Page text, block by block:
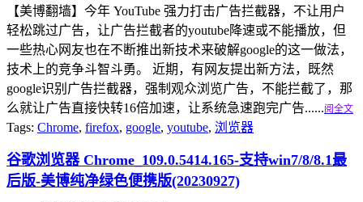
【美博翻墙】今年 YouTube 强力打击广告拦截器，不让用户
轻松跳过广告，让广告拦截者的youtube降速或不能播放，但
一些热心网友也在不断推出新技术来破解google的这一做法，
技术上的竞争斗智斗勇。 近期，有网友提出新方法，既然
google识别广告拦截器，强制观众浏览广告，不能拦截了，那
么就让广告直接快转16倍加速，让系统急速跑完广告......阅全文
Tags: Chrome, firefox, google, youtube, 浏览器
谷歌浏览器 Chrome_109.0.5414.165-支持win7/8/8.1最
后版-美博纯净绿色便携版(20230927)